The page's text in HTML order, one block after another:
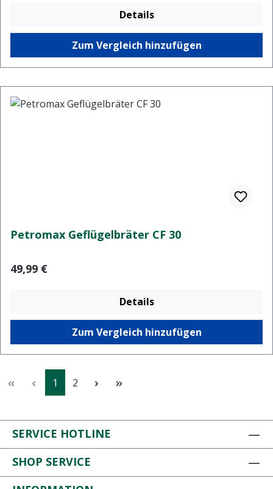
Details
Zum Vergleich hinzufügen
Petromax Geflügelbräter CF 30
Regulärer Preis:
49,99 €
Details
Zum Vergleich hinzufügen
Seite
1 Seite
2
SERVICE HOTLINE
SHOP SERVICE